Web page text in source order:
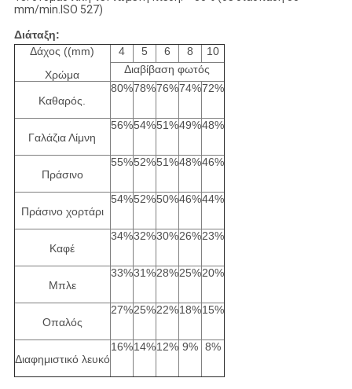
mm/min.ISO 527)
Διάταξη:
Δάχος ((mm)
Χρώμα
4 5 6 8
10
Διαβίβαση φωτός
Καθαρός.
80%78%76%74%72%
Γαλάζια Λίμνη
56%54%51%49%48%
Πράσινο
55%52%51%48%46%
Πράσινο χορτάρι
54%52%50%46%44%
Καφέ
34%32%30%26%23%
Μπλε
33%31%28%25%20%
Οπαλός
27%25%22%18%15%
Διαφημιστικό λευκό
16%14%12% 9% 8%